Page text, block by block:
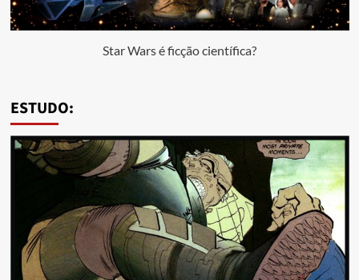
Star Wars é ficção científica?
ESTUDO: